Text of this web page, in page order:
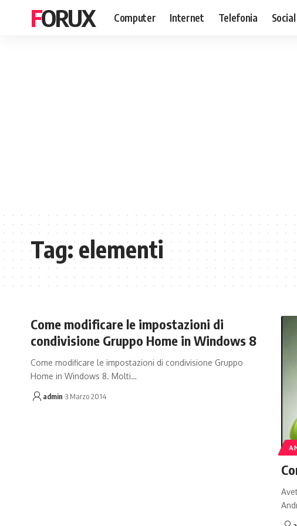
FORUX Computer Internet Telefonia
Tag:elementi
Come modificare le impostazioni di
condivisione Gruppo Home in Windows 8
Come modificare le impostazioni di condivisione Gruppo
Home in Windows 8. Molti…
admin 3 Marzo 2014